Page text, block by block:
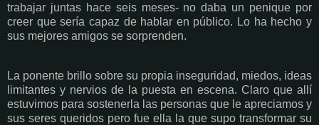
trabajar juntas hace seis meses- no daba un penique por
creer que sería capaz de hablar en público. Lo ha hecho y
sus mejores amigos se sorprenden.
La ponente brillo sobre su propia inseguridad, miedos, ideas
limitantes y nervios de la puesta en escena. Claro que allí
estuvimos para sostenerla las personas que le apreciamos y
sus seres queridos pero fue ella la que supo transformar su